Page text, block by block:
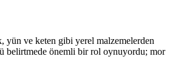
yün ve keten gibi yerel malzemelerden
belirtmede önemli bir rol oynuyordu; mor